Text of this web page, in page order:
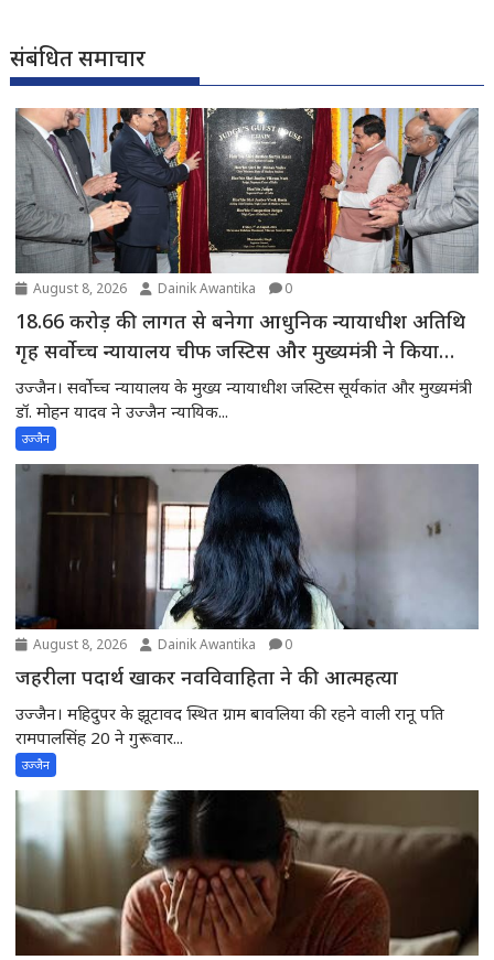
संबंधित समाचार
August 8, 2026 Dainik Awantika 0
18.66 करोड़ की लागत से बनेगा आधुनिक न्यायाधीश अतिथि
गृह सर्वोच्च न्यायालय चीफ जस्टिस और मुख्यमंत्री ने किया
भूमिपूजन
उज्जैन। सर्वोच्च न्यायालय के मुख्य न्यायाधीश जस्टिस सूर्यकांत और मुख्यमंत्री
डॉ. मोहन यादव ने उज्जैन न्यायिक...
उज्जैन
August 8, 2026 Dainik Awantika 0
जहरीला पदार्थ खाकर नवविवाहिता ने की आत्महत्या
उज्जैन। महिदुपर के झूटावद स्थित ग्राम बावलिया की रहने वाली रानू पति
रामपालसिंह 20 ने गुरूवार...
उज्जैन